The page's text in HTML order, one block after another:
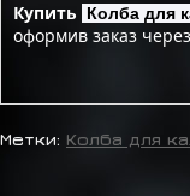
Купить
Колба для
оформив заказ
Метки: Колба для